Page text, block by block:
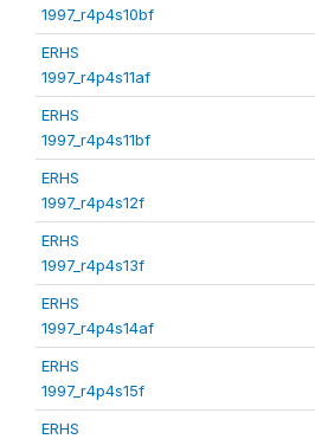
1997_r4p4s10bf
ERHS
1997_r4p4s11af
ERHS
1997_r4p4s11bf
ERHS
1997_r4p4s12f
ERHS
1997_r4p4s13f
ERHS
1997_r4p4s14af
ERHS
1997_r4p4s15f
ERHS